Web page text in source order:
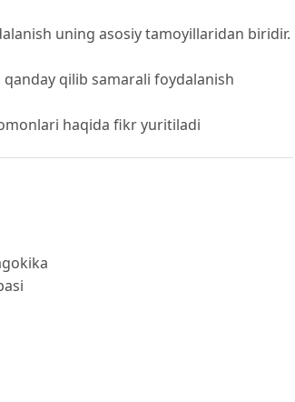
uning asosiy tamoyillaridan biridir.
qilib samarali foydalanish
haqida fikr yuritiladi